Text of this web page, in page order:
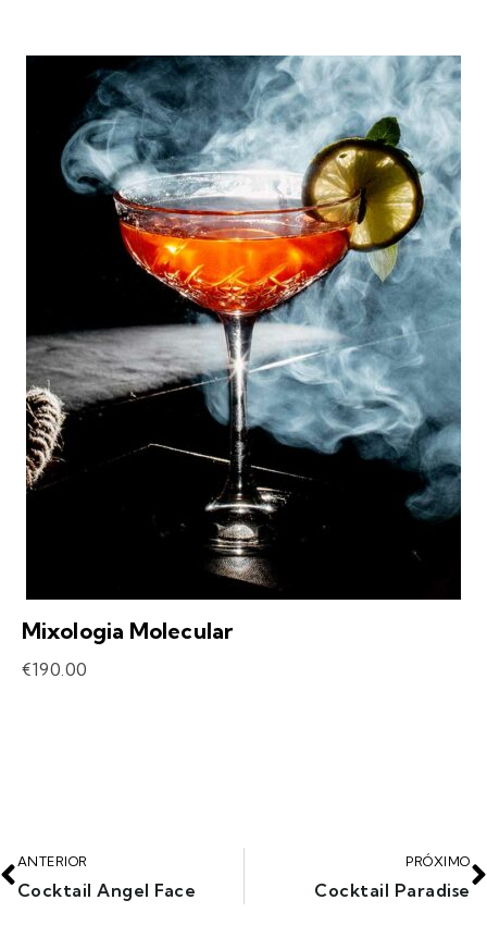
Mixologia Molecular
€190.00
ANTERIOR
Cocktail Angel Face
PRÓXIMO
Cocktail Paradise